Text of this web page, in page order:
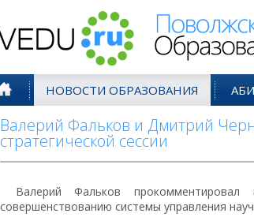
НОВОСТИ ОБРАЗОВАНИЯ
Валерий Фальков и Дмитрий
стратегической сессии
Валерий Фальков
совершенствованию системы управления